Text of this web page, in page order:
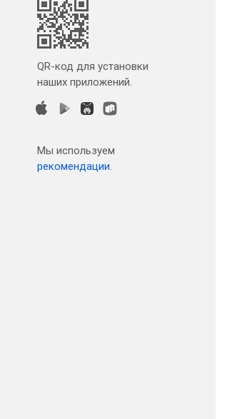
QR-код для установки
наших приложений.
Мы используем
рекомендации.